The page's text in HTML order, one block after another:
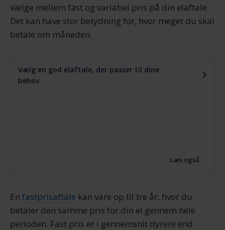
vælge mellem fast og variabel pris på din elaftale.
Det kan have stor betydning for, hvor meget du skal
betale om måneden.
Vælg en god elaftale, der passer til dine
behov
Læs også
En fastprisaftale kan vare op til tre år, hvor du
betaler den samme pris for din el gennem hele
perioden. Fast pris er i gennemsnit dyrere end